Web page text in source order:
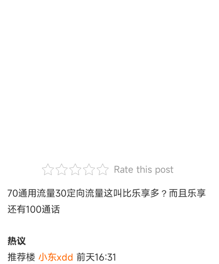
Rate this post
70通用流量30定向流量这叫比乐享多？而且乐享
还有100通话
热议
推荐楼 小东xdd 前天16:31